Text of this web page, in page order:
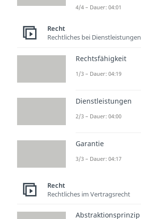
4/4 – Dauer: 04:01
Recht
Rechtliches bei Dienstleistungen
Rechtsfähigkeit
1/3 – Dauer: 04:19
Dienstleistungen
2/3 – Dauer: 04:00
Garantie
3/3 – Dauer: 04:17
Recht
Rechtliches im Vertragsrecht
Abstraktionsprinzip